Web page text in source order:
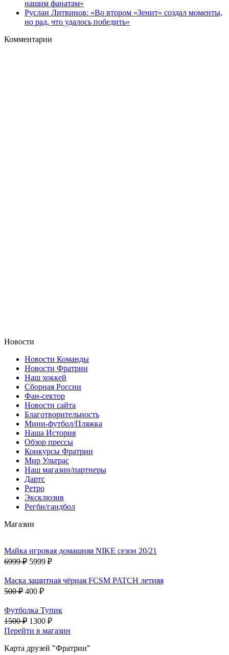
нашим фанатам»
Руслан Литвинов: «Во втором «Зенит» создал моменты,
но рад, что удалось победить»
Комментарии
Новости
Новости Команды
Новости Фратрии
Наш хоккей
Сборная России
Фан-cектор
Новости сайта
Благотворительность
Мини-футбол/Пляжка
Наша История
Обзор прессы
Конкурсы Фратрии
Мир Ультрас
Наш магазин/партнеры
Дартс
Ретро
Эксклюзив
Регби/гандбол
Магазин
Майка игровая домашняя NIKE сезон 20/21
6999 ₽ 5999 ₽
Маска защитная чёрная FCSM PATCH летняя
500 ₽ 400 ₽
Футболка Тупик
1500 ₽ 1300 ₽
Перейти в магазин
Карта друзей "Фратрии"